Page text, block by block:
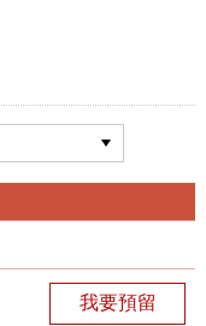
我要預留